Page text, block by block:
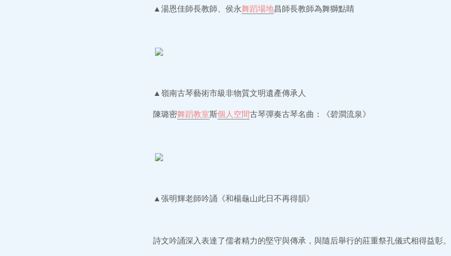
▲湯恩佳師長教師、侯永舞蹈場地昌師長教師為舞獅點睛
▲嶺南古琴藝術市級非物質文明遺產傳承人
陳璐密舞蹈教室斯個人空間古琴彈奏古琴名曲：《碧澗流泉》
▲張明輝老師吟誦《和楊龜山此日不再得韻》
詩文吟誦深入表達了儒者精力的堅守與傳承，與隨后舉行的莊重祭孔儀式相得益彰。